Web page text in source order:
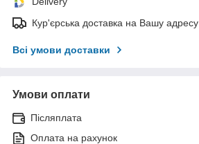
Кур'єрська доставка на Вашу адресу
Всі умови доставки
Умови оплати
Післяплата
Оплата на рахунок